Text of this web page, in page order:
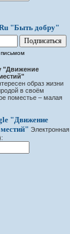
"Быть добру"
письмом
"Движение
образ жизни
в своём
поместье – малая
"Движение
Электронная